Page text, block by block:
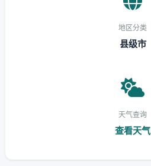
地区分类
县级市
天气查询
查看天气